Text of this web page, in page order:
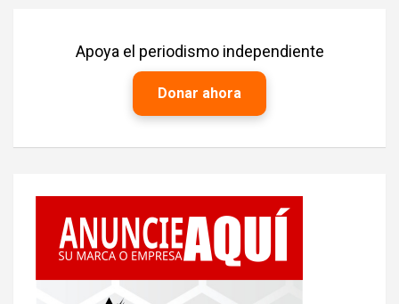
Apoya el periodismo independiente
Donar ahora